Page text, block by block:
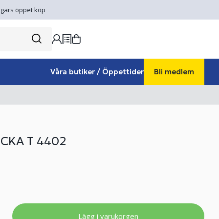
öppet köp
Våra butiker / Öppettider Bli medlem
T 4402
Lägg i varukorgen